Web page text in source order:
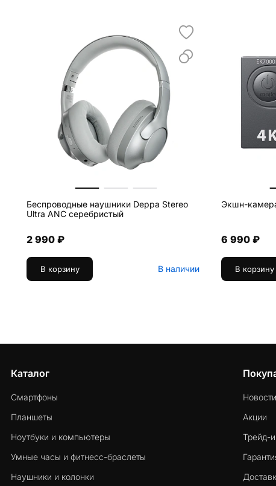
Беспроводные наушники Deppa Stereo
Ultra ANC серебристый
2 990 ₽
В корзину В наличии
Экшн-
6 990 ₽
В корзину
Каталог
Смартфоны
Планшеты
Ноутбуки и компьютеры
Умные часы и фитнесс-браслеты
Наушники и колонки
Акции
Трейд-